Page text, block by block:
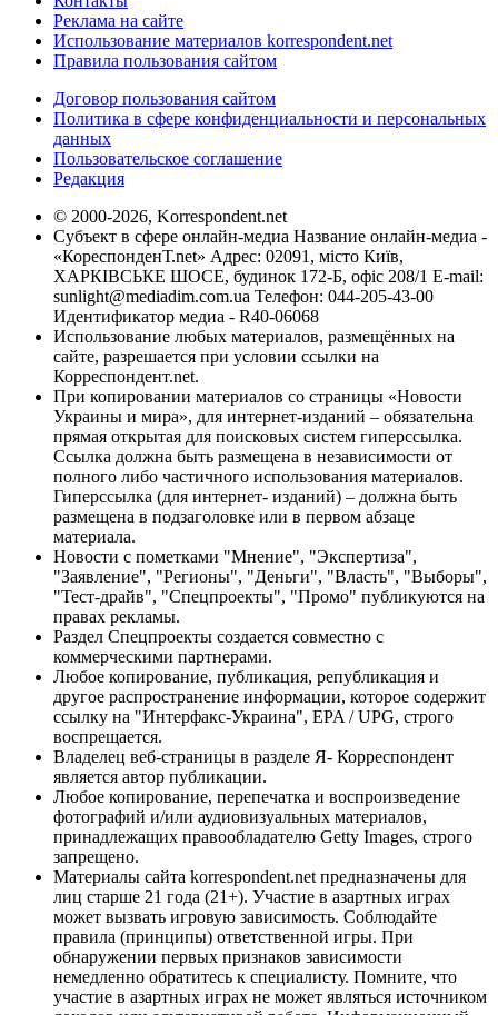
Реклама на сайте
Использование материалов korrespondent.net
Правила пользования сайтом
Договор пользования сайтом
Политика в сфере конфиденциальности и персональных
данных
Пользовательское соглашение
Редакция
© 2000-2026, Korrespondent.net
Субъект в сфере онлайн-медиа Название онлайн-медиа -
«КореспонденТ.net» Адрес: 02091, місто Київ,
ХАРКІВСЬКЕ ШОСЕ, будинок 172-Б, офіс 208/1 E-mail:
sunlight@mediadim.com.ua Телефон: 044-205-43-00
Идентификатор медиа - R40-06068
Использование любых материалов, размещённых на
сайте, разрешается при условии ссылки на
Корреспондент.net.
При копировании материалов со страницы «Новости
Украины и мира», для интернет-изданий – обязательна
прямая открытая для поисковых систем гиперссылка.
Ссылка должна быть размещена в независимости от
полного либо частичного использования материалов.
Гиперссылка (для интернет- изданий) – должна быть
размещена в подзаголовке или в первом абзаце
материала.
Новости с пометками "Мнение", "Экспертиза",
"Заявление", "Регионы", "Деньги", "Власть", "Выборы",
"Тест-драйв", "Спецпроекты", "Промо" публикуются на
правах рекламы.
Раздел Спецпроекты создается совместно с
коммерческими партнерами.
Любое копирование, публикация, републикация и
другое распространение информации, которое содержит
ссылку на "Интерфакс-Украина", EPA / UPG, строго
воспрещается.
Владелец веб-страницы в разделе Я- Корреспондент
является автор публикации.
Любое копирование, перепечатка и воспроизведение
фотографий и/или аудиовизуальных материалов,
принадлежащих правообладателю Getty Images, строго
запрещено.
Материалы сайта korrespondent.net предназначены для
лиц старше 21 года (21+). Участие в азартных играх
может вызвать игровую зависимость. Соблюдайте
правила (принципы) ответственной игры. При
обнаружении первых признаков зависимости
немедленно обратитесь к специалисту. Помните, что
участие в азартных играх не может являться источником